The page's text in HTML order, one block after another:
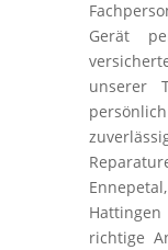
Gerät
unserer
richtige